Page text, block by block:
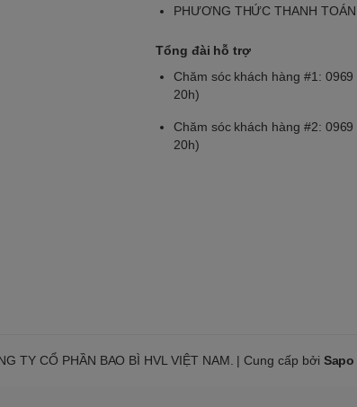
PHƯƠNG THỨC THANH TOÁN
Tổng đài hỗ trợ
Chăm sóc khách hàng #1:
20h)
Chăm sóc khách hàng #2:
20h)
TY CỔ PHẦN BAO BÌ HVL VIỆT NAM. | Cung cấp bởi Sapo